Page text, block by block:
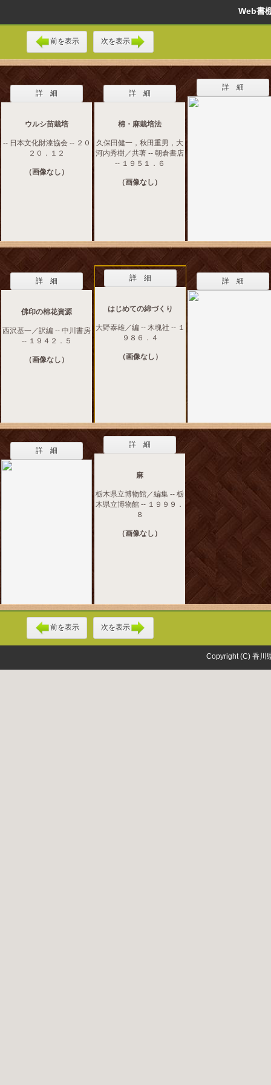
Web
前を表示 次を表示
詳 細
ウルシ苗栽培
-- 日本文化財漆協会 -- ２０
２０．１２
（画像なし）
詳 細
棉・麻栽培法
久保田健一，秋田重男，大
河内秀樹／共著 -- 朝倉書店
-- １９５１．６
（画像なし）
詳 細
詳 細
佛印の棉花資源
西沢基一／訳編 -- 中川書房
-- １９４２．５
（画像なし）
詳 細
はじめての綿づくり
大野泰雄／編 -- 木魂社 -- １
９８６．４
（画像なし）
詳 細
詳 細
詳 細
麻
栃木県立博物館／編集 -- 栃
木県立博物館 -- １９９９．
８
（画像なし）
前を表示 次を表示
Copyright (C) 香川